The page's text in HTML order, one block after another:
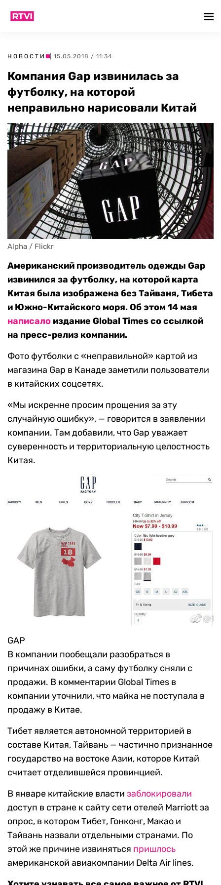
НОВОСТИ | 15.05.2018 / 11:34
Компания Gap извинилась за
футболку, на которой
неправильно нарисовали Китай
Alpha / Flickr
Американский производитель одежды Gap
извинился за футболку, на которой карта
Китая была изображена без Тайваня, Тибета
и Южно-Китайского моря. Об этом 14 мая
написало издание Global Times со ссылкой
на пресс-релиз компании.
Фото футболки с «неправильной» картой из
магазина Gap в Канаде заметили пользователи
в китайских соцсетях.
«Мы искренне просим прощения за эту
случайную ошибку», — говорится в заявлении
компании. Там добавили, что Gap уважает
суверенность и территориальную целостность
Китая.
GAP
В компании пообещали разобраться в
причинах ошибки, а саму футболку сняли с
продажи. В комментарии Global Times в
компании уточнили, что майка не поступала в
продажу в Китае.
Тибет является автономной территорией в
составе Китая, Тайвань — частично признанное
государство на востоке Азии, которое Китай
считает отделившейся провинцией.
В январе китайские власти заблокировали
доступ в стране к сайту сети отелей Marriott за
опрос, в котором Тибет, Гонконг, Макао и
Тайвань назвали отдельными странами. По
этой же причине извиняться пришлось
американской авиакомпании Delta Air lines.